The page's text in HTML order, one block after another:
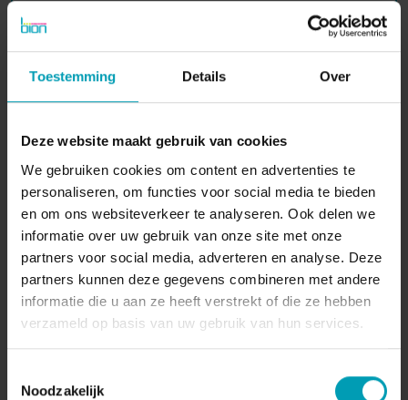
Toestemming Details Over
Deze website maakt gebruik van cookies
We gebruiken cookies om content en advertenties te
personaliseren, om functies voor social media te bieden
en om ons websiteverkeer te analyseren. Ook delen we
informatie over uw gebruik van onze site met onze
partners voor social media, adverteren en analyse. Deze
partners kunnen deze gegevens combineren met andere
informatie die u aan ze heeft verstrekt of die ze hebben
verzameld op basis van uw gebruik van hun services.
Noodzakelijk
Bericht*
VERZENDEN
BION International